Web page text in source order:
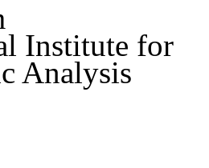
Institute for
Analysis